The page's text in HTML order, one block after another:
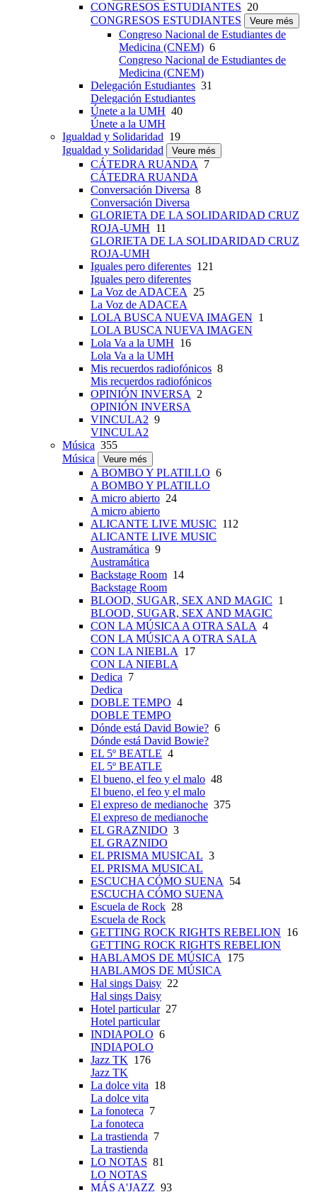
CONGRESOS ESTUDIANTES 20
CONGRESOS ESTUDIANTES
Veure més
Congreso Nacional de Estudiantes de
Medicina (CNEM) 6
Congreso Nacional de Estudiantes de
Medicina (CNEM)
Delegación Estudiantes 31
Delegación Estudiantes
Únete a la UMH 40
Únete a la UMH
Igualdad y Solidaridad 19
Igualdad y Solidaridad
Veure més
CÁTEDRA RUANDA
7
CÁTEDRA RUANDA
Conversación Diversa 8
Conversación Diversa
GLORIETA DE LA SOLIDARIDAD CRUZ
ROJA-UMH 11
GLORIETA DE LA SOLIDARIDAD CRUZ
ROJA-UMH
Iguales pero diferentes 121
Iguales pero diferentes
La Voz de ADACEA
25
La Voz de ADACEA
LOLA BUSCA NUEVA IMAGEN 1
LOLA BUSCA NUEVA IMAGEN
Lola Va a la UMH 16
Lola Va a la UMH
Mis recuerdos radiofónicos 8
Mis recuerdos radiofónicos
OPINIÓN INVERSA
2
OPINIÓN INVERSA
VINCULA2 9
VINCULA2
Música 355
Música
Veure més
A BOMBO Y PLATILLO 6
A BOMBO Y PLATILLO
A micro abierto 24
A micro abierto
ALICANTE LIVE MUSIC 112
ALICANTE LIVE MUSIC
Austramática 9
Austramática
Backstage Room 14
Backstage Room
BLOOD, SUGAR, SEX AND MAGIC 1
BLOOD, SUGAR, SEX AND MAGIC
CON LA MÚSICA A OTRA SALA 4
CON LA MÚSICA A OTRA SALA
CON LA NIEBLA
17
CON LA NIEBLA
Dedica 7
Dedica
DOBLE TEMPO 4
DOBLE TEMPO
Dónde está David Bowie? 6
Dónde está David Bowie?
EL 5º BEATLE 4
EL 5º BEATLE
El bueno, el feo y el malo 48
El bueno, el feo y el malo
El expreso de medianoche 375
El expreso de medianoche
EL GRAZNIDO 3
EL GRAZNIDO
EL PRISMA MUSICAL 3
EL PRISMA MUSICAL
ESCUCHA CÓMO SUENA
54
ESCUCHA CÓMO SUENA
Escuela de Rock 28
Escuela de Rock
GETTING ROCK RIGHTS REBELION 16
GETTING ROCK RIGHTS REBELION
HABLAMOS DE MÚSICA
175
HABLAMOS DE MÚSICA
Hal sings Daisy 22
Hal sings Daisy
Hotel particular27
Hotel particular
INDIAPOLO 6
INDIAPOLO
Jazz TK 176
Jazz TK
La dolce vita 18
La dolce vita
La fonoteca 7
La fonoteca
La trastienda 7
La trastienda
LO NOTAS 81
LO NOTAS
MÁS A'JAZZ 93